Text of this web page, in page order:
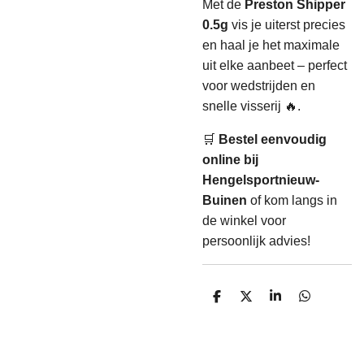
Met de Preston Shipper
0.5g vis je uiterst precies
en haal je het maximale
uit elke aanbeet – perfect
voor wedstrijden en
snelle visserij 🔥.
🛒 Bestel eenvoudig
online bij
Hengelsportnieuw-
Buinen of kom langs in
de winkel voor
persoonlijk advies!
D
D
S
D